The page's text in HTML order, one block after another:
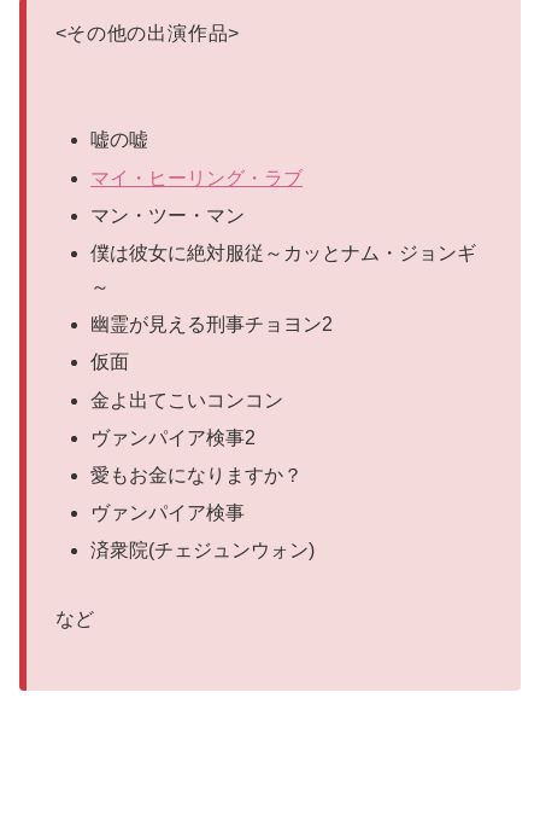
<その他の出演作品>
嘘の嘘
マイ・ヒーリング・ラブ
マン・ツー・マン
僕は彼女に絶対服従～カッとナム・ジョンギ
～
幽霊が見える刑事チョヨン2
仮面
金よ出てこいコンコン
ヴァンパイア検事2
愛もお金になりますか？
ヴァンパイア検事
済衆院(チェジュンウォン)
など